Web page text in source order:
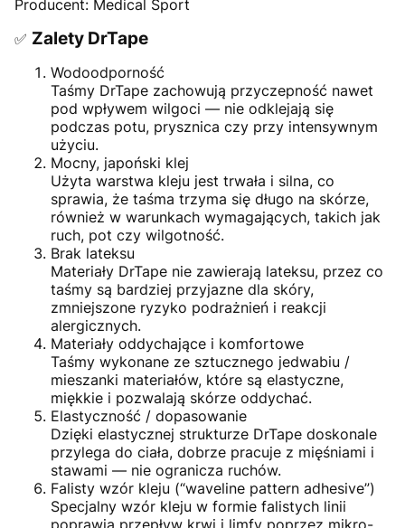
Producent: Medical Sport
✅ Zalety DrTape
Wodoodporność
Taśmy DrTape zachowują przyczepność nawet
pod wpływem wilgoci — nie odklejają się
podczas potu, prysznica czy przy intensywnym
użyciu.
Mocny, japoński klej
Użyta warstwa kleju jest trwała i silna, co
sprawia, że taśma trzyma się długo na skórze,
również w warunkach wymagających, takich jak
ruch, pot czy wilgotność.
Brak lateksu
Materiały DrTape nie zawierają lateksu, przez co
taśmy są bardziej przyjazne dla skóry,
zmniejszone ryzyko podrażnień i reakcji
alergicznych.
Materiały oddychające i komfortowe
Taśmy wykonane ze sztucznego jedwabiu /
mieszanki materiałów, które są elastyczne,
miękkie i pozwalają skórze oddychać.
Elastyczność / dopasowanie
Dzięki elastycznej strukturze DrTape doskonale
przylega do ciała, dobrze pracuje z mięśniami i
stawami — nie ogranicza ruchów.
Falisty wzór kleju (“waveline pattern adhesive”)
Specjalny wzór kleju w formie falistych linii
poprawia przepływ krwi i limfy poprzez mikro-